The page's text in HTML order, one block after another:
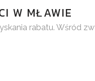
W MŁAWIE
rabatu. Wśród